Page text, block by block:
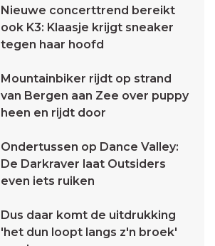
Nieuwe concerttrend bereikt
ook K3: Klaasje krijgt sneaker
tegen haar hoofd
Mountainbiker rijdt op strand
van Bergen aan Zee over puppy
heen en rijdt door
Ondertussen op Dance Valley:
De Darkraver laat Outsiders
even iets ruiken
Dus daar komt de uitdrukking
'het dun loopt langs z'n broek'